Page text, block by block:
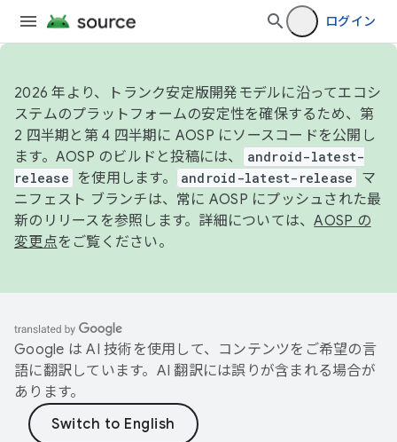
ログイン
2026 年より、トランク安定版開発モデルに沿ってエコシ
ステムのプラットフォームの安定性を確保するため、第
2 四半期と第 4 四半期に AOSP にソースコードを公開し
ます。AOSP のビルドと投稿には、
android-latest-
release
を使用します。 android-latest-release
マ
ニフェスト ブランチは、常に AOSP にプッシュされた最
新のリリースを参照します。詳細については、AOSP の
変更点をご覧ください。
Google は AI 技術を使用して、コンテンツをご希望の言
語に翻訳しています。AI 翻訳には誤りが含まれる場合が
あります。